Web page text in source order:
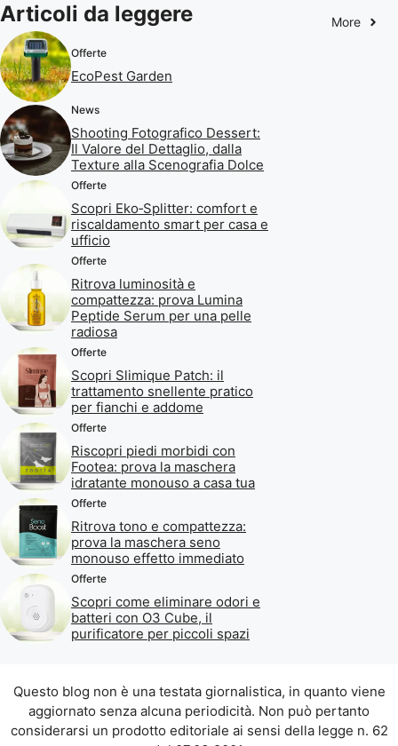
Articoli da leggere More
Offerte
EcoPest Garden
News
Shooting Fotografico Dessert:
Il Valore del Dettaglio, dalla
Texture alla Scenografia Dolce
Offerte
Scopri Eko‑Splitter: comfort e
riscaldamento smart per casa e
ufficio
Offerte
Ritrova luminosità e
compattezza: prova Lumina
Peptide Serum per una pelle
radiosa
Offerte
Scopri Slimique Patch: il
trattamento snellente pratico
per fianchi e addome
Offerte
Riscopri piedi morbidi con
Footea: prova la maschera
idratante monouso a casa tua
Offerte
Ritrova tono e compattezza:
prova la maschera seno
monouso effetto immediato
Offerte
Scopri come eliminare odori e
batteri con O3 Cube, il
purificatore per piccoli spazi
Questo blog non è una testata giornalistica, in quanto viene
aggiornato senza alcuna periodicità. Non può pertanto
considerarsi un prodotto editoriale ai sensi della legge n. 62